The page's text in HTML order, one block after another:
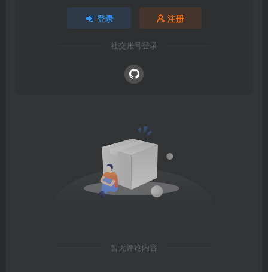
登录 注册
社交账号登录
暂无评论内容